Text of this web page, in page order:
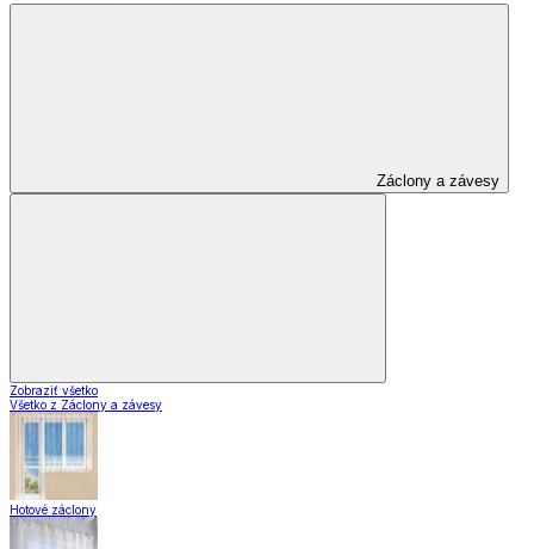
Záclony a závesy
Zobraziť všetko
Všetko z Záclony a závesy
Hotové záclony